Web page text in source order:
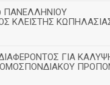
ΠΑΝΕΛΛΗΝΙΟΥ
ΚΛΕΙΣΤΗΣ
ΓΙΑ